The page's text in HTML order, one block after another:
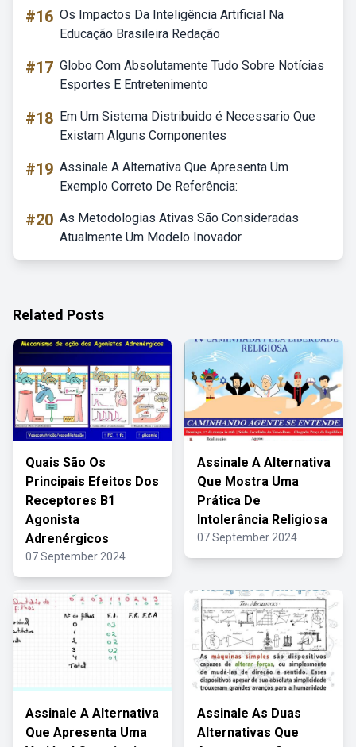
#16 Os Impactos Da Inteligência Artificial Na
Educação Brasileira Redação
#17 Globo Com Absolutamente Tudo Sobre Notícias
Esportes E Entretenimento
#18 Em Um Sistema Distribuido é Necessario Que
Existam Alguns Componentes
#19 Assinale A Alternativa Que Apresenta Um
Exemplo Correto De Referência:
#20 As Metodologias Ativas São Consideradas
Atualmente Um Modelo Inovador
Related Posts
Quais São Os
Principais Efeitos Dos
Receptores B1
Agonista
Adrenérgicos
07 September 2024
Assinale A Alternativa
Que Mostra Uma
Prática De
Intolerância Religiosa
07 September 2024
Assinale A Alternativa
Que Apresenta Uma
Assinale As Duas
Alternativas Que